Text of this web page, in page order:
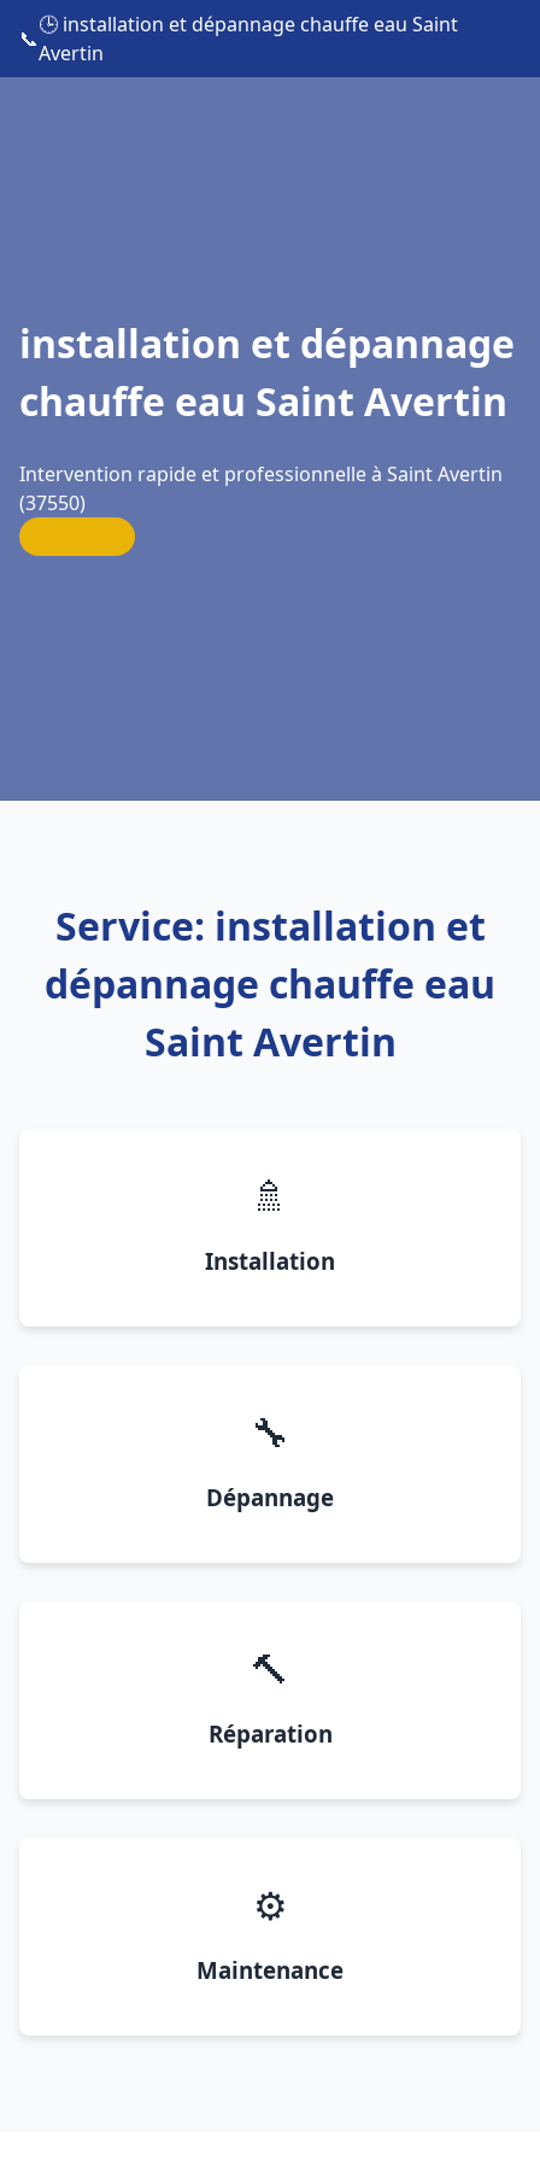
📞
🕒 installation et dépannage chauffe eau Saint
Avertin
installation et dépannage
chauffe eau Saint Avertin
Intervention rapide et professionnelle à Saint Avertin
(37550)
Service: installation et
dépannage chauffe eau
Saint Avertin
🚿
Installation
🔧
Dépannage
🔨
Réparation
⚙️
Maintenance